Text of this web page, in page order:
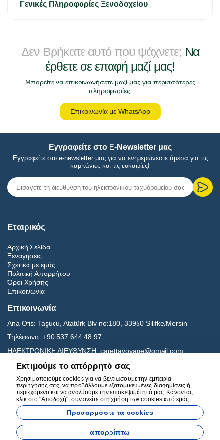
Γενικές Πληροφορίες Ξενοδοχείου
Δεν Βρήκατε αυτό που ψάχνετε; Να
έρθετε σε επαφή μαζί μας!
Μπορείτε να επικοινωνήσετε μαζί μας για περισσότερες
πληροφωρίες.
Επικοινωνία με WhatsApp
Εγγραφείτε στο E-Newsletter μας
Εγγραφείτε στο e-newsletter μας για να ενημερώνεστε άμεσα για τις
καμπάνιες και τις ευκαιρίες!
Εταιρικός
Αρχική Σελίδα
Ξεναγήσεις
Σχετικά με εμάς
Πολιτική Απορρήτου
Όροι Χρήσης
Επικοινωνία
Επικοινωνία
Ana Ofis: Taşucu, Atatürk Blv no:180, 33950 Silifke/Mersin
Τηλέφωνο: +90 537 644 48 97
ΗΛΕΚΤΡΟΝΙΚΗ ΔΙΕΥΘΥΝΣΗ: carettavoyage@gmail.com
Μεσα ΚΟΙΝΩΝΙΚΗΣ ΔΙΚΤΥΩΣΗΣ
Εκτιμούμε το απόρρητό σας
Χρησιμοποιούμε cookies για να βελτιώσουμε την εμπειρία
περιήγησής σας, να προβάλλουμε εξατομικευμένες διαφημίσεις ή
περιεχόμενο και να αναλύουμε την επισκεψιμότητά μας. Κάνοντας
κλικ στο "Αποδοχή", συναινείτε στη χρήση των cookies από εμάς.
Προσαρμόστε τα cookies
απορρίπτω